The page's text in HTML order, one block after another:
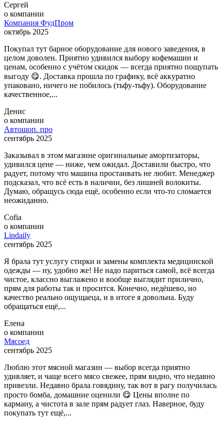
Сергей
о компании
Компания ФудПром
октябрь 2025
Покупал тут барное оборудование для нового заведения, в
целом доволен. Приятно удивился выбору кофемашин и
ценам, особенно с учётом скидок — всегда приятно пощупать
выгоду 😋. Доставка прошла по графику, всё аккуратно
упаковано, ничего не побилось (тьфу-тьфу). Оборудование
качественное,...
Денис
о компании
Автошоп. про
сентябрь 2025
Заказывал в этом магазине оригинальные амортизаторы,
удивился цене — ниже, чем ожидал. Доставили быстро, что
радует, потому что машина простаивать не любит. Менеджер
подсказал, что всё есть в наличии, без лишней волокиты.
Думаю, обращусь сюда ещё, особенно если что-то сломается
неожиданно.
Сofia
о компании
Lindaily
сентябрь 2025
Я брала тут услугу стирки и замены комплекта медицинской
одежды — ну, удобно же! Не надо париться самой, всё всегда
чистое, классно выглажено и вообще выглядит прилично,
прям для работы так и просится. Конечно, недёшево, но
качество реально ощущаеца, и в итоге я довольна. Буду
обращаться ещё,...
Елена
о компании
Мясоед
сентябрь 2025
Люблю этот мясной магазин — выбор всегда приятно
удивляет, и чаще всего мясо свежее, прям видно, что недавно
привезли. Недавно брала говядину, так вот в рагу получилась
просто бомба, домашние оценили 😋 Цены вполне по
карману, а чистота в зале прям радует глаз. Наверное, буду
покупать тут ещё,...